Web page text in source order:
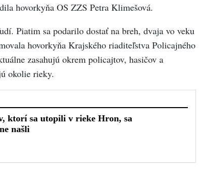
hovorkyňa OS ZZS Petra Klimešová.
Piatim sa podarilo dostať na breh, dvaja vo veku
hovorkyňa Krajského riaditeľstva Policajného
zasahujú okrem policajtov, hasičov a
okolie rieky.